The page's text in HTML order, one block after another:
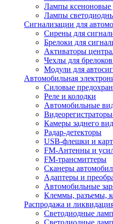
Лампы ксеноновые
Лампы
Сигнализации для
Сирены для
Брелоки для
Активаторы
Чехлы для
Модули для
Автомобильная
Силовые
Реле и колодки
Автомобильные
Камеры заднего
Радар-детекторы
USB-флешки и
FM-Антенны и
FM-трансмиттеры
Сканеры
Адаптеры и
Автомобильные
Клеммы, разъемы,
Распродажа и
Светодиодные
Светодиодные